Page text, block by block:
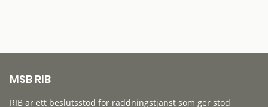
MSB RIB
RIB är ett beslutsstöd för räddningstjänst som ger stöd